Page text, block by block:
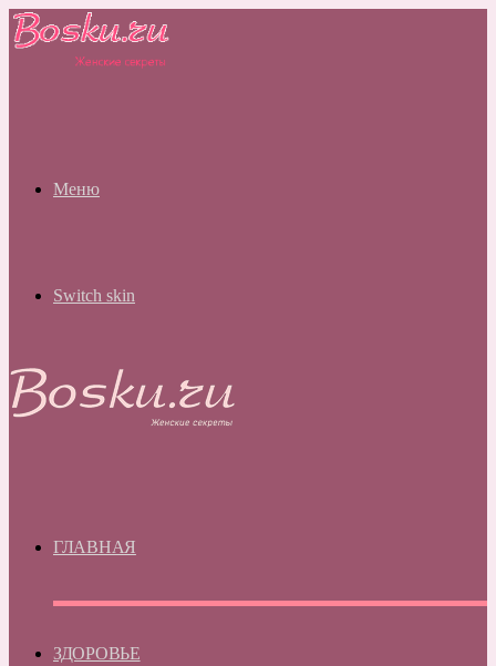
Меню
Switch skin
ГЛАВНАЯ
ЗДОРОВЬЕ